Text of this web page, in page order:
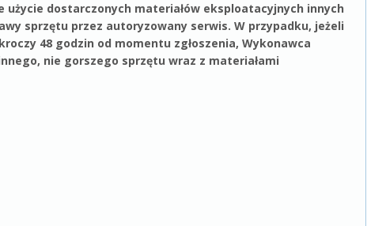
dostarczonych materiałów eksploatacyjnych innych
sprzętu przez autoryzowany serwis. W przypadku, jeżeli
48 godzin od momentu zgłoszenia, Wykonawca
nie gorszego sprzętu wraz z materiałami